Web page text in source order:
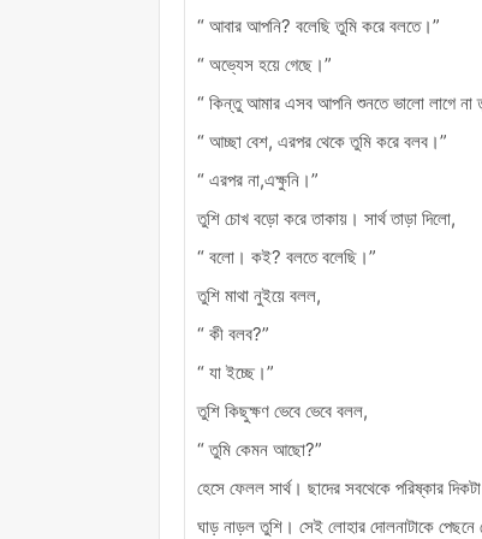
“ আবার আপনি? বলেছি তুমি করে বলতে।”
“ অভ্যেস হয়ে গেছে।”
“ কিন্তু আমার এসব আপনি শুনতে ভালো লাগে না
“ আচ্ছা বেশ, এরপর থেকে তুমি করে বলব।”
“ এরপর না,এক্ষুনি।”
তুশি চোখ বড়ো করে তাকায়। সার্থ তাড়া দিলো,
“ বলো। কই? বলতে বলেছি।”
তুশি মাথা নুইয়ে বলল,
“ কী বলব?”
“ যা ইচ্ছে।”
তুশি কিছুক্ষণ ভেবে ভেবে বলল,
“ তুমি কেমন আছো?”
হেসে ফেলল সার্থ। ছাদের সবথেকে পরিষ্কার
ঘাড় নাড়ল তুশি। সেই লোহার দোলনাটাকে পেছনে